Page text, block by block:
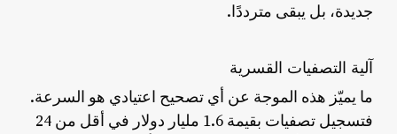
جديدة، بل يبقى مترددًا.
آلية التصفيات القسرية
ما يميّز هذه الموجة عن أي تصحيح اعتيادي هو السرعة.
فتسجيل تصفيات بقيمة 1.6 مليار دولار في أقل من 24